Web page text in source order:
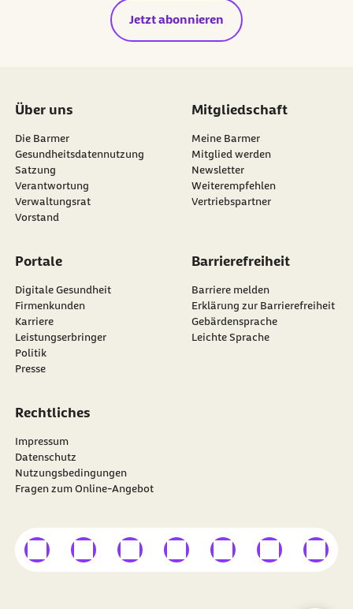
Jetzt abonnieren
Über uns
Die Barmer
Gesundheitsdatennutzung
Satzung
Verantwortung
Verwaltungsrat
Vorstand
Mitgliedschaft
Meine Barmer
Mitglied werden
Newsletter
externer Link:
Weiterempfehlen
Vertriebspartner
Portale
Digitale Gesundheit
Firmenkunden
Karriere
Leistungserbringer
Politik
Presse
Barrierefreiheit
Barriere melden
Erklärung zur Barrierefreiheit
Gebärdensprache
Leichte Sprache
Rechtliches
Impressum
Datenschutz
Nutzungsbedingungen
Fragen zum Online-Angebot
Besuchen Sie dieBARMER auf
externer Linkexterner Linkexterner Linkexterner Linkexterner Linkexterner Link